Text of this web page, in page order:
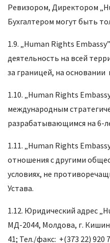
Ревизором, Директором
Бухгалтером могут быть
1.9. „Human Rights
деятельность на всей
за границей, на основании
1.10. „Human Rights
международным
разрабатывающимся на 6-
1.11. „Human Rights
отношения с другими
условиях, не
Устава.
1.12. Юридический адрес
МД-2044, Молдова, г.
41; Тел./факс: +(373 22) 920